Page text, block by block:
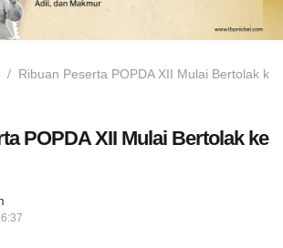
Ribuan Peserta POPDA XII Mulai Bertolak ke
POPDA XII Mulai Bertolak ke